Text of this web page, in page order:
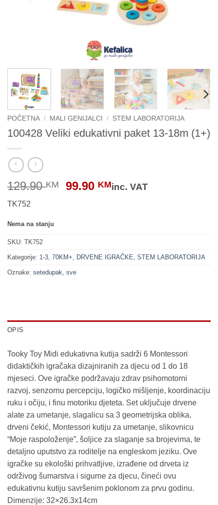
POČETNA / MALI GENIJALCI / STEM LABORATORIJA
100428 Veliki edukativni paket 13-18m (1+)
129.90KM
Original
99.90 KMCurrent
inc. VAT
TK752
Nema na stanju
SKU: TK752
Kategorije: 1-3 70KM+ DRVENE IGRAČKE STEM LABORATORIJA
Oznake: setedupak sve
OPIS
Tooky Toy Midi edukativna kutija sadrži 6 Montessori
didaktičkih igračaka dizajniranih za djecu od 1 do 18
mjeseci. Ove igračke podržavaju zdrav psihomotorni
razvoj, senzornu percepciju, logičko mišljenje, koordinaciju
ruku i očiju, i finu motoriku djeteta. Set uključuje drvene
alate za umetanje, slagalicu sa 3 geometrijska oblika,
drveni čekić, Montessori kutiju za umetanje, slikovnicu
“Moje raspoloženje”, šoljice za slaganje sa brojevima, te
detaljno uputstvo za roditelje na engleskom jeziku. Ove
igračke su ekološki prihvatljive, izrađene od drveta iz
održivog šumarstva i sigurne za djecu, čineći ovu
edukativnu kutiju savršenim poklonom za prvu godinu.
Dimenzije: 32×26.3x14cm